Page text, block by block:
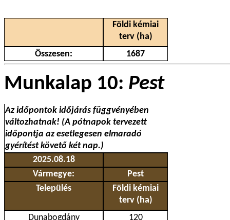
Földi kémiai
terv (ha)
Összesen:
1687
Munkalap 10: Pest
Az időpontok időjárás függvényében
változhatnak! (A pótnapok tervezett
időpontja az esetlegesen elmaradó
gyérítést követő két nap.)
2025.08.18
Vármegye:
Pest
Település
Földi kémiai
terv (ha)
Dunabogdány
120